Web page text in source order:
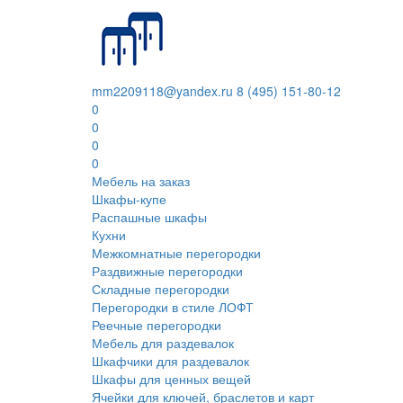
mm2209118@yandex.ru 8 (495) 151-80-12
0
0
0
0
Мебель на заказ
Шкафы-купе
Распашные шкафы
Кухни
Межкомнатные перегородки
Раздвижные перегородки
Складные перегородки
Перегородки в стиле ЛОФТ
Реечные перегородки
Мебель для раздевалок
Шкафчики для раздевалок
Шкафы для ценных вещей
Ячейки для ключей, браслетов и карт